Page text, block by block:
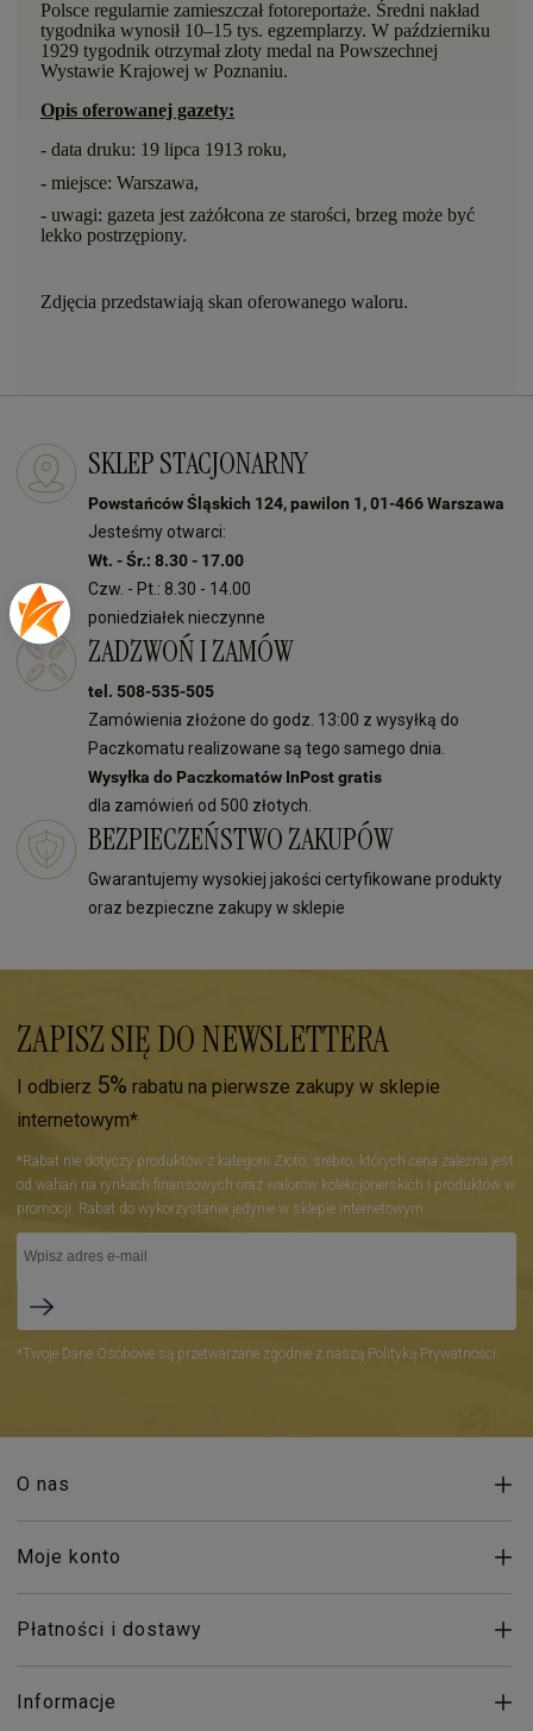
Polsce regularnie zamieszczał fotoreportaże. Średni nakład
tygodnika wynosił 10–15 tys. egzemplarzy. W październiku
1929 tygodnik otrzymał złoty medal na Powszechnej
Wystawie Krajowej w Poznaniu.
Opis oferowanej gazety:
- data druku: 19 lipca 1913 roku,
- miejsce: Warszawa,
- uwagi: gazeta jest zażółcona ze starości, brzeg może być
lekko postrzępiony.
Zdjęcia przedstawiają skan oferowanego waloru.
SKLEP STACJONARNY
Powstańców Śląskich 124, pawilon 1, 01-466 Warszawa
Jesteśmy otwarci:
Wt. - Śr.: 8.30 - 17.00
Czw. - Pt.: 8.30 - 14.00
poniedziałek nieczynne
ZADZWOŃ I ZAMÓW
tel. 508-535-505
Zamówienia złożone do godz. 13:00 z wysyłką do
Paczkomatu realizowane są tego samego dnia.
Wysyłka do Paczkomatów InPost gratis
dla zamówień od 500 złotych.
BEZPIECZEŃSTWO ZAKUPÓW
Gwarantujemy wysokiej jakości certyfikowane produkty
oraz bezpieczne zakupy w sklepie
ZAPISZ SIĘ DO NEWSLETTERA
I odbierz 5% rabatu na pierwsze zakupy w sklepie
internetowym*
*Rabat nie dotyczy produktów z kategorii Złoto, srebro, których cena zależna jest
od wahań na rynkach finansowych oraz walorów kolekcjonerskich i produktów w
promocji. Rabat do wykorzystania jedynie w sklepie internetowym.
*Twoje Dane Osobowe są przetwarzane zgodnie z naszą Polityką Prywatności.
O nas
Moje konto
Płatności i dostawy
Informacje